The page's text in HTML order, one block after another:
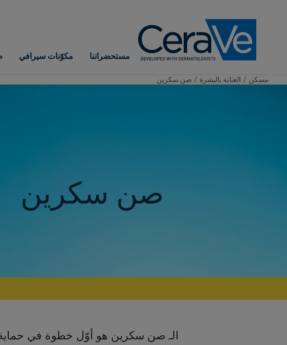
مستحضراتنا مكوّنات سيرافي
مسكن / العناية بالبشرة / صن سكرين
صن سكرين
الـ صن سكرين هو أوّل خطوة في